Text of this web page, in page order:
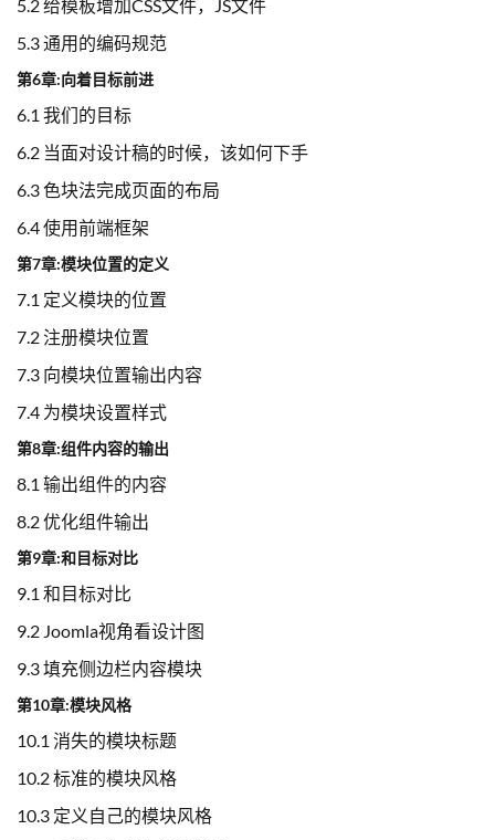
5.2 给模板增加CSS文件，JS文件
5.3 通用的编码规范
第6章:向着目标前进
6.1 我们的目标
6.2 当面对设计稿的时候，该如何下手
6.3 色块法完成页面的布局
6.4 使用前端框架
第7章:模块位置的定义
7.1 定义模块的位置
7.2 注册模块位置
7.3 向模块位置输出内容
7.4 为模块设置样式
第8章:组件内容的输出
8.1 输出组件的内容
8.2 优化组件输出
第9章:和目标对比
9.1 和目标对比
9.2 Joomla视角看设计图
9.3 填充侧边栏内容模块
第10章:模块风格
10.1 消失的模块标题
10.2 标准的模块风格
10.3 定义自己的模块风格